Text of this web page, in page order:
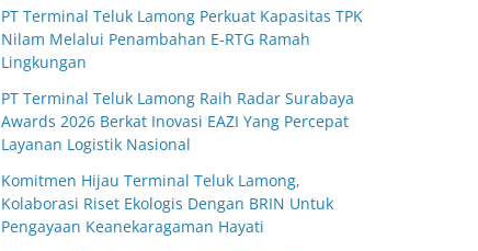
PT Terminal Teluk Lamong Perkuat Kapasitas TPK
Nilam Melalui Penambahan E-RTG Ramah
Lingkungan
PT Terminal Teluk Lamong Raih Radar Surabaya
Awards 2026 Berkat Inovasi EAZI Yang Percepat
Layanan Logistik Nasional
Komitmen Hijau Terminal Teluk Lamong,
Kolaborasi Riset Ekologis Dengan BRIN Untuk
Pengayaan Keanekaragaman Hayati